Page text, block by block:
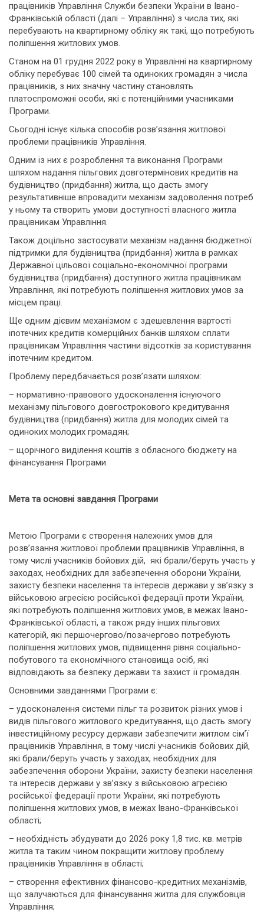
працівників Управління Служби безпеки України в Івано-
Франківській області (далі – Управління) з числа тих, які
перебувають на квартирному обліку як такі, що потребують
поліпшення житлових умов.
Станом на 01 грудня 2022 року в Управлінні на квартирному
обліку перебуває 100 сімей та одиноких громадян з числа
працівників, з них значну частину становлять
платоспроможні особи, які є потенційними учасниками
Програми.
Сьогодні існує кілька способів розв’язання житлової
проблеми працівників Управління.
Одним із них є розроблення та виконання Програми
шляхом надання пільгових довготермінових кредитів на
будівництво (придбання) житла, що дасть змогу
результативніше впровадити механізм задоволення потреб
у ньому та створить умови доступності власного житла
працівникам Управління.
Також доцільно застосувати механізм надання бюджетної
підтримки для будівництва (придбання) житла в рамках
Державної цільової соціально-економічної програми
будівництва (придбання) доступного житла працівникам
Управління, які потребують поліпшення житлових умов за
місцем праці.
Ще одним дієвим механізмом є здешевлення вартості
іпотечних кредитів комерційних банків шляхом сплати
працівникам Управління частини відсотків за користування
іпотечним кредитом.
Проблему передбачається розв’язати шляхом:
– нормативно-правового удосконалення існуючого
механізму пільгового довгострокового кредитування
будівництва (придбання) житла для молодих сімей та
одиноких молодих громадян;
– щорічного виділення коштів з обласного бюджету на
фінансування Програми.
Мета та основні завдання Програми
Метою Програми є створення належних умов для
розв’язання житлової проблеми працівників Управління, в
тому числі учасників бойових дій, які брали/беруть участь у
заходах, необхідних для забезпечення оборони України,
захисту безпеки населення та інтересів держави у зв’язку з
військовою агресією російської федерації проти України,
які потребують поліпшення житлових умов, в межах Івано-
Франківської області, а також ряду інших пільгових
категорій, які першочергово/позачергово потребують
поліпшення житлових умов, підвищення рівня соціально-
побутового та економічного становища осіб, які
відповідають за безпеку держави та захист її громадян.
Основними завданнями Програми є:
– удосконалення системи пільг та розвиток різних умов і
видів пільгового житлового кредитування, що дасть змогу
інвестиційному ресурсу держави забезпечити житлом сім’ї
працівників Управління, в тому числі учасників бойових дій,
які брали/беруть участь у заходах, необхідних для
забезпечення оборони України, захисту безпеки населення
та інтересів держави у зв’язку з військовою агресією
російської федерації проти України, які потребують
поліпшення житлових умов, в межах Івано-Франківської
області;
– необхідність збудувати до 2026 року 1,8 тис. кв. метрів
житла та таким чином покращити житлову проблему
працівників Управління в області;
– створення ефективних фінансово-кредитних механізмів,
що залучаються для фінансування житла для службовців
Управління;